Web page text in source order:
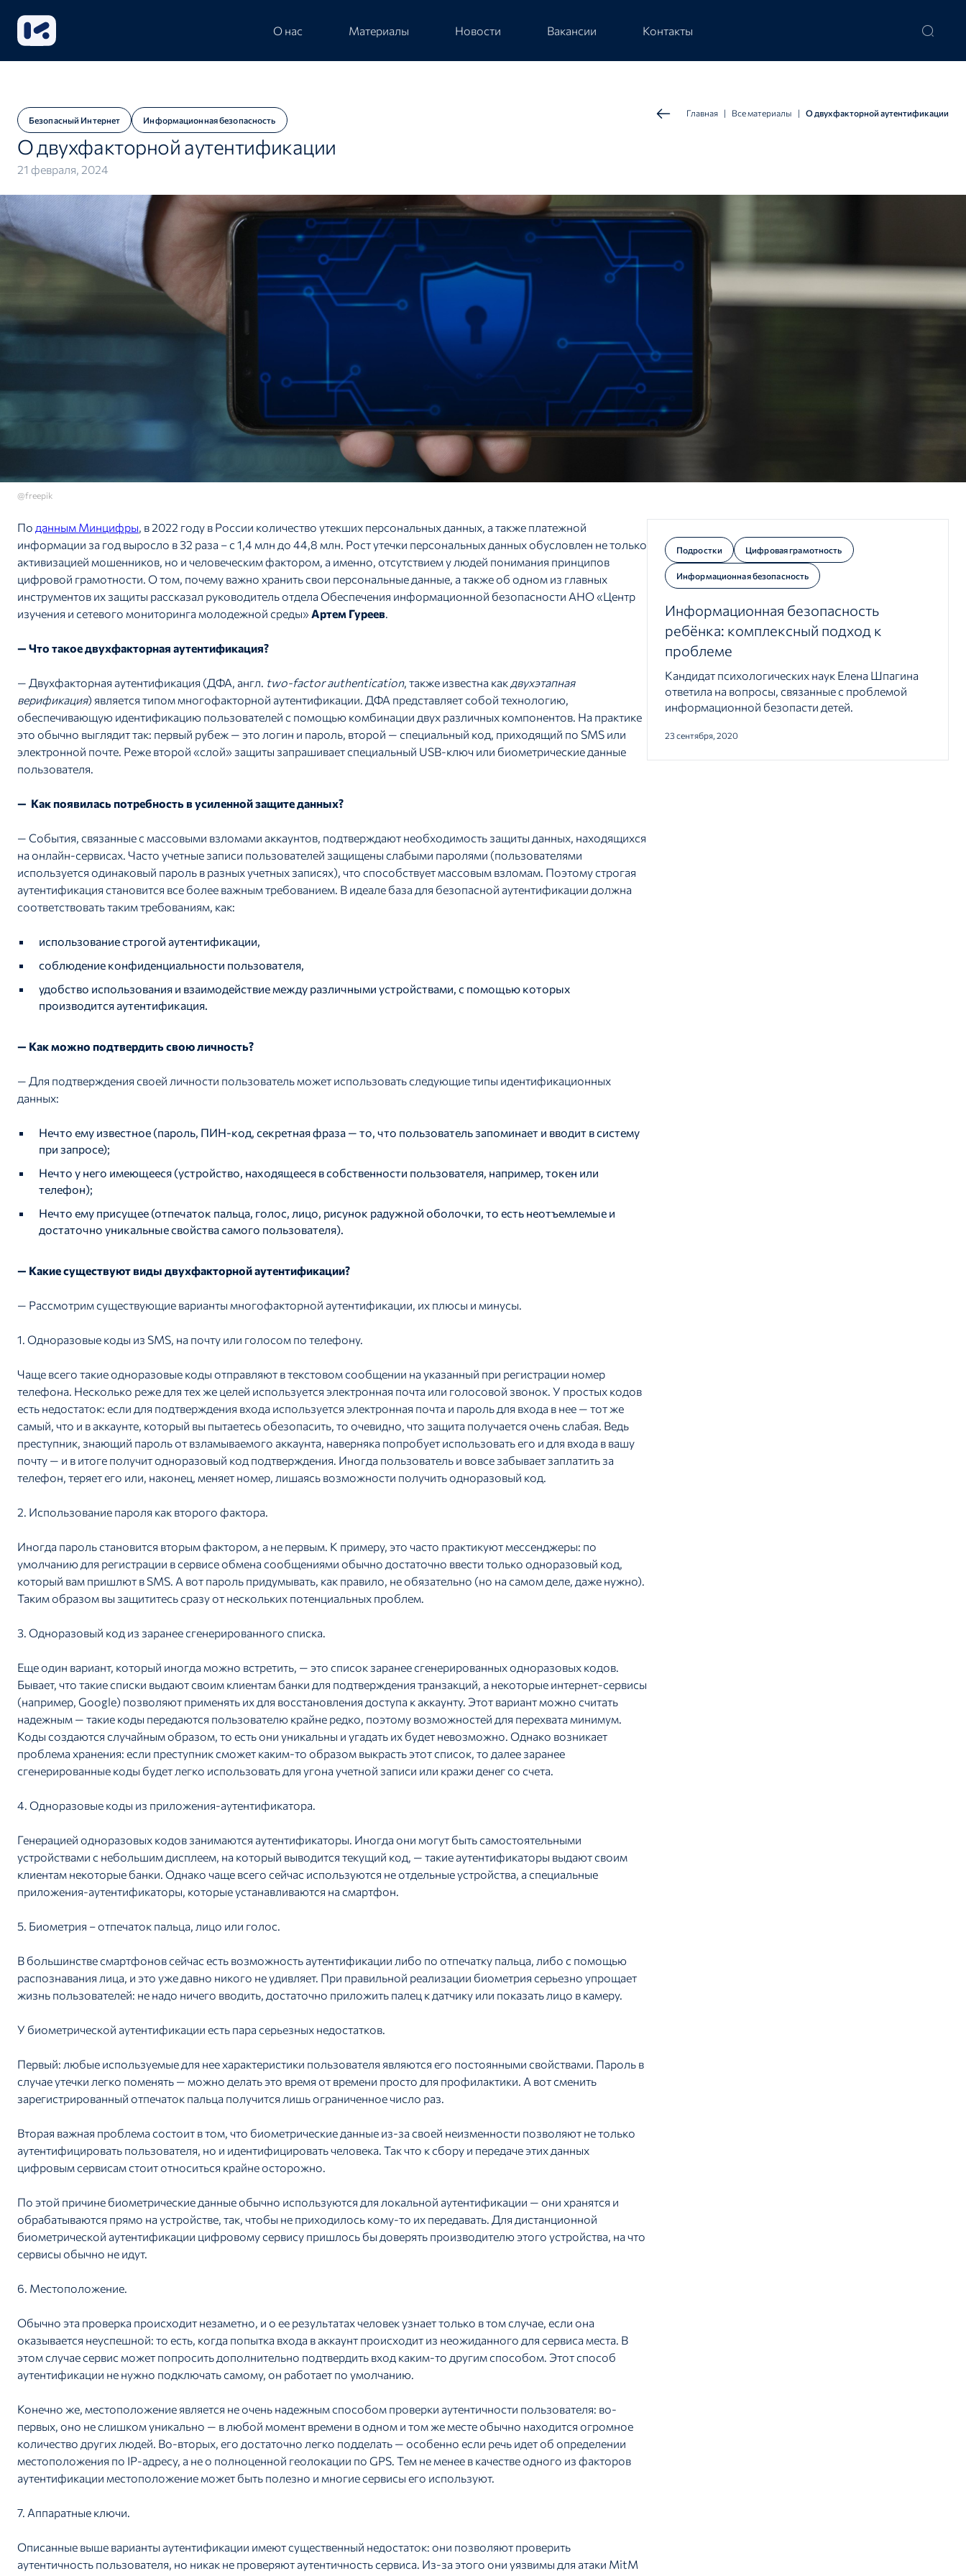
О нас Материалы Новости Вакансии Контакты
Безопасный Интернет Информационная безопасность
О двухфакторной аутентификации
21 февраля, 2024
Главная | Все материалы | О двухфакторной аутентификации
@freepik
По данным Минцифры, в 2022 году в России количество утекших персональных данных, а также платежной
информации за год выросло в 32 раза – с 1,4 млн до 44,8 млн. Рост утечки персональных данных обусловлен не только
активизацией мошенников, но и человеческим фактором, а именно, отсутствием у людей понимания принципов
цифровой грамотности. О том, почему важно хранить свои персональные данные, а также об одном из главных
инструментов их защиты рассказал руководитель отдела Обеспечения информационной безопасности АНО «Центр
изучения и сетевого мониторинга молодежной среды» Артем Гуреев.
— Что такое двухфакторная аутентификация?
— Двухфакторная аутентификация (ДФА, англ. two-factor authentication, также известна как двухэтапная
верификация) является типом многофакторной аутентификации. ДФА представляет собой технологию,
обеспечивающую идентификацию пользователей с помощью комбинации двух различных компонентов. На практике
это обычно выглядит так: первый рубеж — это логин и пароль, второй — специальный код, приходящий по SMS или
электронной почте. Реже второй «слой» защиты запрашивает специальный USB-ключ или биометрические данные
пользователя.
— Как появилась потребность в усиленной защите данных?
— События, связанные с массовыми взломами аккаунтов, подтверждают необходимость защиты данных, находящихся
на онлайн-сервисах. Часто учетные записи пользователей защищены слабыми паролями (пользователями
используется одинаковый пароль в разных учетных записях), что способствует массовым взломам. Поэтому строгая
аутентификация становится все более важным требованием. В идеале база для безопасной аутентификации должна
соответствовать таким требованиям, как:
использование строгой аутентификации,
соблюдение конфиденциальности пользователя,
удобство использования и взаимодействие между различными устройствами, с помощью которых
производится аутентификация.
— Как можно подтвердить свою личность?
— Для подтверждения своей личности пользователь может использовать следующие типы идентификационных
данных:
Нечто ему известное (пароль, ПИН-код, секретная фраза — то, что пользователь запоминает и вводит в систему
при запросе);
Нечто у него имеющееся (устройство, находящееся в собственности пользователя, например, токен или
телефон);
Нечто ему присущее (отпечаток пальца, голос, лицо, рисунок радужной оболочки, то есть неотъемлемые и
достаточно уникальные свойства самого пользователя).
— Какие существуют виды двухфакторной аутентификации?
— Рассмотрим существующие варианты многофакторной аутентификации, их плюсы и минусы.
1. Одноразовые коды из SMS, на почту или голосом по телефону.
Чаще всего такие одноразовые коды отправляют в текстовом сообщении на указанный при регистрации номер
телефона. Несколько реже для тех же целей используется электронная почта или голосовой звонок. У простых кодов
есть недостаток: если для подтверждения входа используется электронная почта и пароль для входа в нее — тот же
самый, что и в аккаунте, который вы пытаетесь обезопасить, то очевидно, что защита получается очень слабая. Ведь
преступник, знающий пароль от взламываемого аккаунта, наверняка попробует использовать его и для входа в вашу
почту — и в итоге получит одноразовый код подтверждения. Иногда пользователь и вовсе забывает заплатить за
телефон, теряет его или, наконец, меняет номер, лишаясь возможности получить одноразовый код.
2. Использование пароля как второго фактора.
Иногда пароль становится вторым фактором, а не первым. К примеру, это часто практикуют мессенджеры: по
умолчанию для регистрации в сервисе обмена сообщениями обычно достаточно ввести только одноразовый код,
который вам пришлют в SMS. А вот пароль придумывать, как правило, не обязательно (но на самом деле, даже нужно).
Таким образом вы защититесь сразу от нескольких потенциальных проблем.
3. Одноразовый код из заранее сгенерированного списка.
Еще один вариант, который иногда можно встретить, — это список заранее сгенерированных одноразовых кодов.
Бывает, что такие списки выдают своим клиентам банки для подтверждения транзакций, а некоторые интернет-сервисы
(например, Google) позволяют применять их для восстановления доступа к аккаунту. Этот вариант можно считать
надежным — такие коды передаются пользователю крайне редко, поэтому возможностей для перехвата минимум.
Коды создаются случайным образом, то есть они уникальны и угадать их будет невозможно. Однако возникает
проблема хранения: если преступник сможет каким-то образом выкрасть этот список, то далее заранее
сгенерированные коды будет легко использовать для угона учетной записи или кражи денег со счета.
4. Одноразовые коды из приложения-аутентификатора.
Генерацией одноразовых кодов занимаются аутентификаторы. Иногда они могут быть самостоятельными
устройствами с небольшим дисплеем, на который выводится текущий код, — такие аутентификаторы выдают своим
клиентам некоторые банки. Однако чаще всего сейчас используются не отдельные устройства, а специальные
приложения-аутентификаторы, которые устанавливаются на смартфон.
5. Биометрия – отпечаток пальца, лицо или голос.
В большинстве смартфонов сейчас есть возможность аутентификации либо по отпечатку пальца, либо с помощью
распознавания лица, и это уже давно никого не удивляет. При правильной реализации биометрия серьезно упрощает
жизнь пользователей: не надо ничего вводить, достаточно приложить палец к датчику или показать лицо в камеру.
У биометрической аутентификации есть пара серьезных недостатков.
Первый: любые используемые для нее характеристики пользователя являются его постоянными свойствами. Пароль в
случае утечки легко поменять — можно делать это время от времени просто для профилактики. А вот сменить
зарегистрированный отпечаток пальца получится лишь ограниченное число раз.
Вторая важная проблема состоит в том, что биометрические данные из-за своей неизменности позволяют не только
аутентифицировать пользователя, но и идентифицировать человека. Так что к сбору и передаче этих данных
цифровым сервисам стоит относиться крайне осторожно.
По этой причине биометрические данные обычно используются для локальной аутентификации — они хранятся и
обрабатываются прямо на устройстве, так, чтобы не приходилось кому-то их передавать. Для дистанционной
биометрической аутентификации цифровому сервису пришлось бы доверять производителю этого устройства, на что
сервисы обычно не идут.
6. Местоположение.
Обычно эта проверка происходит незаметно, и о ее результатах человек узнает только в том случае, если она
оказывается неуспешной: то есть, когда попытка входа в аккаунт происходит из неожиданного для сервиса места. В
этом случае сервис может попросить дополнительно подтвердить вход каким-то другим способом. Этот способ
аутентификации не нужно подключать самому, он работает по умолчанию.
Конечно же, местоположение является не очень надежным способом проверки аутентичности пользователя: во-
первых, оно не слишком уникально — в любой момент времени в одном и том же месте обычно находится огромное
количество других людей. Во-вторых, его достаточно легко подделать — особенно если речь идет об определении
местоположения по IP-адресу, а не о полноценной геолокации по GPS. Тем не менее в качестве одного из факторов
аутентификации местоположение может быть полезно и многие сервисы его используют.
7. Аппаратные ключи.
Описанные выше варианты аутентификации имеют существенный недостаток: они позволяют проверить
аутентичность пользователя, но никак не проверяют аутентичность сервиса. Из-за этого они уязвимы для атаки MitM
Подростки Цифровая грамотность
Информационная безопасность
Информационная безопасность
ребёнка: комплексный подход к
проблеме
Кандидат психологических наук Елена Шпагина
ответила на вопросы, связанные с проблемой
информационной безопасти детей.
23 сентября, 2020